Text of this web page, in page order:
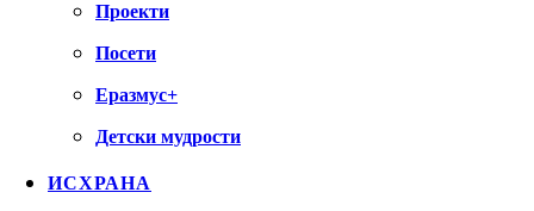
Проекти
Посети
Еразмус+
Детски мудрости
ИСХРАНА